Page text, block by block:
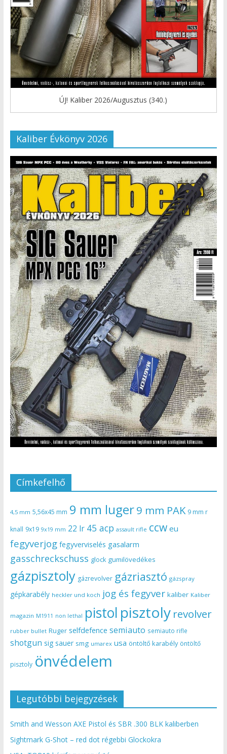
ÚJ! Kaliber 2026/Augusztus (340.)
Kaliber Évkönyv 2026
Címkefelhő
4,5 mm 5,56x45 mm 9 mm luger9 mm PAK 9 mm r
knall 9x19 9x19 mm 22 lr 45 acp assault rifle ccw eu
fegyverjog fegyverviselés gasalarm
gasschreckschuss glock gumilövedékes
gázpisztoly gázrevolver gázriasztó gázspray
gépkarabély heckler und koch jog és fegyver kaliber Kaliber
magazin M1911 non lethal pistol pisztoly revolver
rubber bullet Ruger selfdefence semiauto semiauto rifle
shotgun sig sauer smg umarex usa öntöltő karabély öntöltő
pisztoly önvédelem
Legutóbbi bejegyzések
Smith and Wesson AXE Pistol és SBR .300 BLK kaliberben
Sightmark G-Shot – red dot régebbi Glockokra